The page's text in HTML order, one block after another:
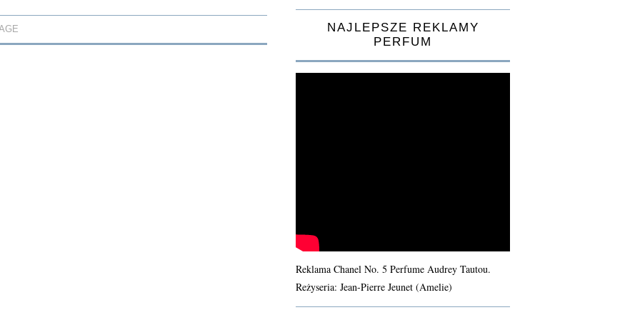
NAJLEPSZE REKLAMY
PERFUM
Reklama Chanel No. 5 Perfume Audrey Tautou.
Reżyseria: Jean-Pierre Jeunet (Amelie)